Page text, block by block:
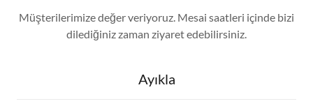
Müşterilerimize değer veriyoruz. Mesai saatleri içinde bizi
dilediğiniz zaman ziyaret edebilirsiniz.
Ayıkla